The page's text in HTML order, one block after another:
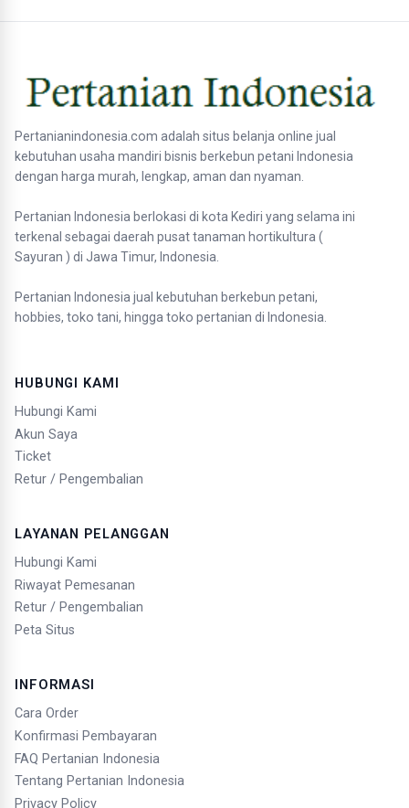
Pertanianindonesia.com adalah situs belanja online jual
kebutuhan usaha mandiri bisnis berkebun petani Indonesia
dengan harga murah, lengkap, aman dan nyaman.
Pertanian Indonesia berlokasi di kota Kediri yang selama ini
terkenal sebagai daerah pusat tanaman hortikultura (
Sayuran ) di Jawa Timur, Indonesia.
Pertanian Indonesia jual kebutuhan berkebun petani,
hobbies, toko tani, hingga toko pertanian di Indonesia.
HUBUNGI KAMI
Hubungi Kami
Akun Saya
Ticket
Retur / Pengembalian
LAYANAN PELANGGAN
Hubungi Kami
Riwayat Pemesanan
Retur / Pengembalian
Peta Situs
INFORMASI
Cara Order
Konfirmasi Pembayaran
FAQ Pertanian Indonesia
Tentang Pertanian Indonesia
Privacy Policy